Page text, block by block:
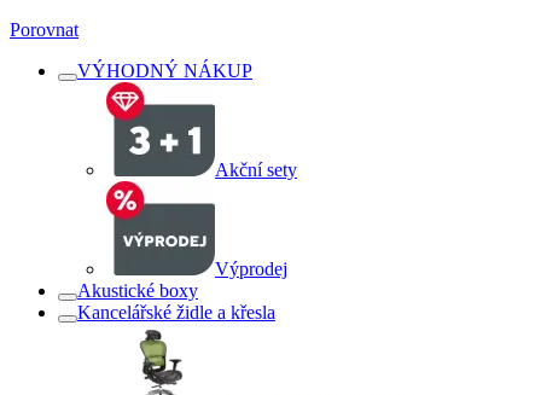
Porovnat
VÝHODNÝ NÁKUP
Akční sety
Výprodej
Akustické boxy
Kancelářské židle a křesla